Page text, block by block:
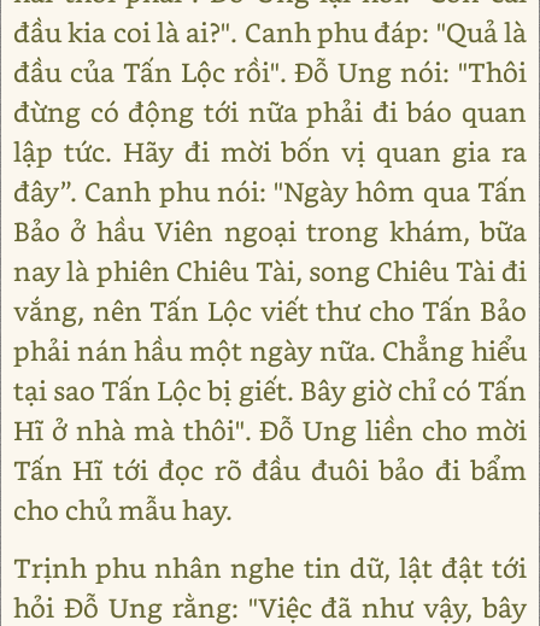
đầu kia coi là ai?". Canh phu đáp: "Quả là
đầu của Tấn Lộc rồi". Đỗ Ung nói: "Thôi
đừng có động tới nữa phải đi báo quan
lập tức. Hãy đi mời bốn vị quan gia ra
đây”. Canh phu nói: "Ngày hôm qua Tấn
Bảo ở hầu Viên ngoại trong khám, bữa
nay là phiên Chiêu Tài, song Chiêu Tài đi
vắng, nên Tấn Lộc viết thư cho Tấn Bảo
phải nán hầu một ngày nữa. Chẳng hiểu
tại sao Tấn Lộc bị giết. Bây giờ chỉ có Tấn
Hĩ ở nhà mà thôi". Đỗ Ung liền cho mời
Tấn Hĩ tới đọc rõ đầu đuôi bảo đi bẩm
cho chủ mẫu hay.
Trịnh phu nhân nghe tin dữ, lật đật tới
hỏi Đỗ Ung rằng: "Việc đã như vậy, bây